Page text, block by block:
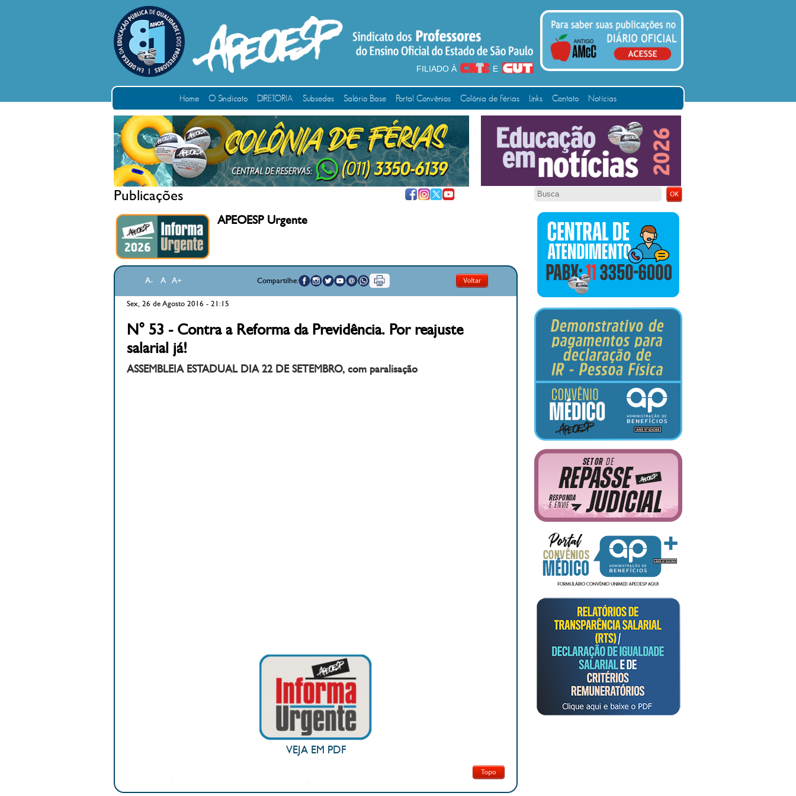
FILIADO À E
Home O Sindicato DIRETORIA Subsedes Salário Base Portal Convênios Colônia de Férias Links Contato Notícias
Publicações
APEOESP Urgente
A- A A+ Compartilhe:
Sex, 26 de Agosto 2016 - 21:15
N° 53 - Contra a Reforma da Previdência. Por reajuste
salarial já!
ASSEMBLEIA ESTADUAL DIA 22 DE SETEMBRO, com paralisação
VEJA EM PDF